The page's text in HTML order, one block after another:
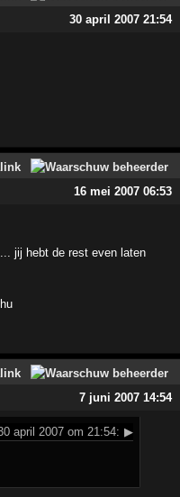
30 april 2007 21:54
16 mei 2007 06:53
jij hebt de rest even laten
7 juni 2007 14:54
april 2007 om 21:54: ▶